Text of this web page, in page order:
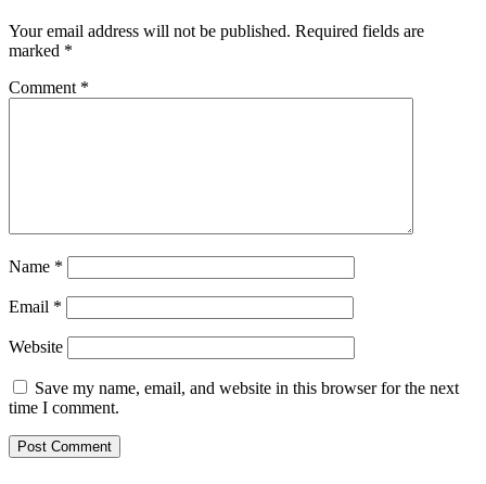
Your email address will not be published. Required fields are
marked *
Comment *
Name *
Email *
Website
Save my name, email, and website in this browser for the next
time I comment.